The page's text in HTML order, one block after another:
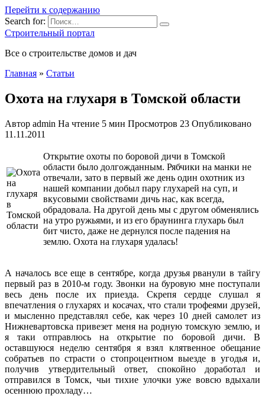
Перейти к содержанию
Search for:
Строительный портал
Все о строительстве домов и дач
Главная » Статьи
Охота на глухаря в Томской области
Автор admin На чтение 5 мин Просмотров 23 Опубликовано
11.11.2011
Открытие охоты по боровой дичи в Томской
области было долгожданным. Рябчики на манки не
отвечали, зато в первый же день один охотник из
нашей компании добыл пару глухарей на суп, и
вкусовыми свойствами дичь нас, как всегда,
обрадовала. На другой день мы с другом обменялись
на утро ружьями, и из его браунинга глухарь был
бит чисто, даже не дернулся после падения на
землю. Охота на глухаря удалась!
А началось все еще в сентябре, когда друзья рванули в тайгу
первый раз в 2010-м году. Звонки на буровую мне поступали
весь день после их приезда. Скрепя сердце слушал я
впечатления о глухарях и косачах, что стали трофеями друзей,
и мысленно представлял себе, как через 10 дней самолет из
Нижневартовска привезет меня на родную томскую землю, и
я таки отправлюсь на открытие по боровой дичи. В
оставшуюся неделю сентября я взял клятвенное обещание
собратьев по страсти о стопроцентном выезде в угодья и,
получив утвердительный ответ, спокойно доработал и
отправился в Томск, чьи тихие улочки уже вовсю вдыхали
осеннюю прохладу…